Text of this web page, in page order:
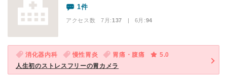
1件
アクセス数 7月:137 | 6月:94
消化器内科 慢性胃炎 胃痛・腹痛
5.0
人生初のストレスフリーの胃カメラ